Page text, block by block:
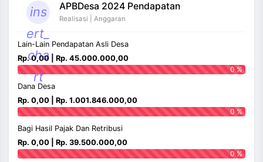
ins
ert_
cha
rt
APBDesa 2024 Pendapatan
Realisasi | Anggaran
Lain-Lain Pendapatan Asli Desa
Rp. 0,00 | Rp. 45.000.000,00
0 %
Dana Desa
Rp. 0,00 | Rp. 1.001.846.000,00
0 %
Bagi Hasil Pajak Dan Retribusi
Rp. 0,00 | Rp. 39.500.000,00
0 %